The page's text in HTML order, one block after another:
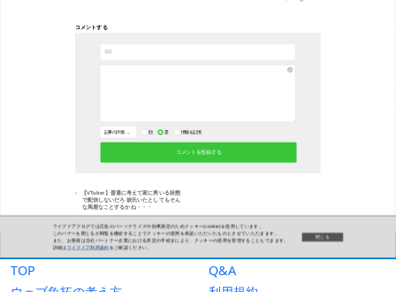
TOP
Q&A